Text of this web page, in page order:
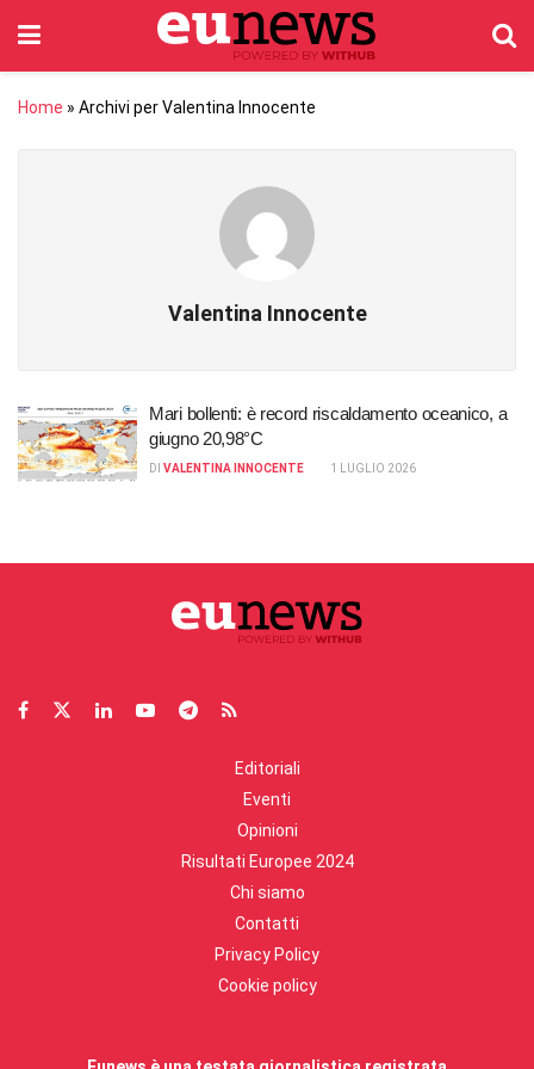
Home » Archivi per Valentina Innocente
Valentina Innocente
Mari bollenti: è record riscaldamento oceanico, a
giugno 20,98°C
DI VALENTINA INNOCENTE 1 LUGLIO 2026
Editoriali
Eventi
Opinioni
Risultati Europee 2024
Chi siamo
Contatti
Privacy Policy
Cookie policy